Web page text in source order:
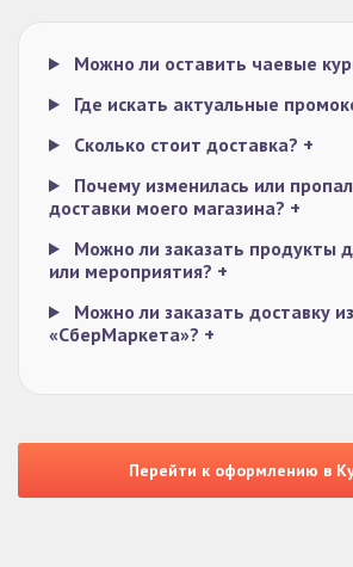
Можно ли оставить чаевые
Где искать актуальные
Сколько стоит доставка? +
Почему изменилась или
доставки моего магазина? +
Можно ли заказать продукты
или мероприятия? +
Можно ли заказать доставку из
«СберМаркета»? +
Перейти к оформлению в